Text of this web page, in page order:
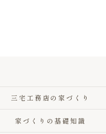
三宅工務店の家づくり
家づくりの基礎知識